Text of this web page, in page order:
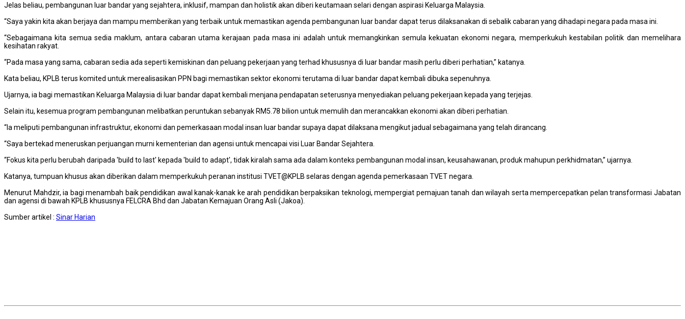
Jelas beliau, pembangunan luar bandar yang sejahtera, inklusif, mampan dan holistik akan diberi keutamaan selari dengan aspirasi Keluarga Malaysia.
“Saya yakin kita akan berjaya dan mampu memberikan yang terbaik untuk memastikan agenda pembangunan luar bandar dapat terus dilaksanakan di sebalik cabaran yang dihadapi negara pada masa ini.
“Sebagaimana kita semua sedia maklum, antara cabaran utama kerajaan pada masa ini adalah untuk memangkinkan semula kekuatan ekonomi negara, memperkukuh kestabilan politik dan memelihara
kesihatan rakyat.
“Pada masa yang sama, cabaran sedia ada seperti kemiskinan dan peluang pekerjaan yang terhad khususnya di luar bandar masih perlu diberi perhatian,” katanya.
Kata beliau, KPLB terus komited untuk merealisasikan PPN bagi memastikan sektor ekonomi terutama di luar bandar dapat kembali dibuka sepenuhnya.
Ujarnya, ia bagi memastikan Keluarga Malaysia di luar bandar dapat kembali menjana pendapatan seterusnya menyediakan peluang pekerjaan kepada yang terjejas.
Selain itu, kesemua program pembangunan melibatkan peruntukan sebanyak RM5.78 bilion untuk memulih dan merancakkan ekonomi akan diberi perhatian.
“Ia meliputi pembangunan infrastruktur, ekonomi dan pemerkasaan modal insan luar bandar supaya dapat dilaksana mengikut jadual sebagaimana yang telah dirancang.
“Saya bertekad meneruskan perjuangan murni kementerian dan agensi untuk mencapai visi Luar Bandar Sejahtera.
“Fokus kita perlu berubah daripada 'build to last' kepada 'build to adapt', tidak kiralah sama ada dalam konteks pembangunan modal insan, keusahawanan, produk mahupun perkhidmatan,” ujarnya.
Katanya, tumpuan khusus akan diberikan dalam memperkukuh peranan institusi TVET@KPLB selaras dengan agenda pemerkasaan TVET negara.
Menurut Mahdzir, ia bagi menambah baik pendidikan awal kanak-kanak ke arah pendidikan berpaksikan teknologi, mempergiat pemajuan tanah dan wilayah serta mempercepatkan pelan transformasi Jabatan
dan agensi di bawah KPLB khususnya FELCRA Bhd dan Jabatan Kemajuan Orang Asli (Jakoa).
Sumber artikel : Sinar Harian